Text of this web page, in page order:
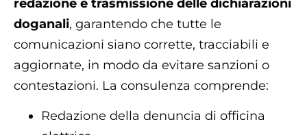
redazione e trasmissione delle dichiarazioni
doganali, garantendo che tutte le
comunicazioni siano corrette, tracciabili e
aggiornate, in modo da evitare sanzioni o
contestazioni. La consulenza comprende:
Redazione della denuncia di officina